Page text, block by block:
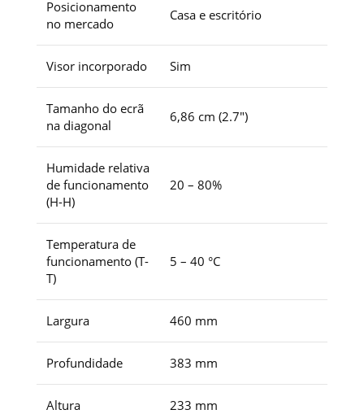
Posicionamento
no mercado
Casa e escritório
Visor incorporado Sim
Tamanho do ecrã
na diagonal
6,86 cm (2.7″)
Humidade relativa
de funcionamento
(H-H)
20 – 80%
Temperatura de
funcionamento (T-
T)
5 – 40 °C
Largura 460 mm
Profundidade 383 mm
Altura 233 mm